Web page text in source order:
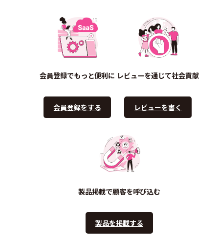
会員登録でもっと便利に
会員登録をする
レビューを通じて社会貢献
レビューを書く
製品掲載で顧客を呼び込む
製品を掲載する